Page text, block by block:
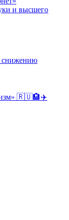
и высшего
снижению
🇷🇺🏨✈️